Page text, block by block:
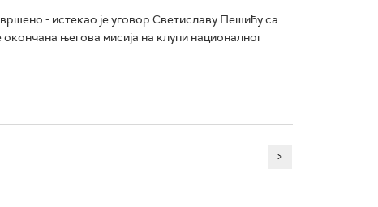
- истекао је уговор Светиславу Пешићу са
његова мисија на клупи националног
>